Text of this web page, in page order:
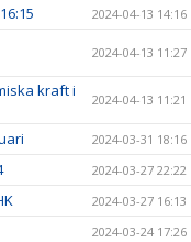
2024-04-13 14:16
2024-04-13 11:27
kraft i
2024-04-13 11:21
2024-03-31 18:16
2024-03-27 22:22
2024-03-27 16:13
2024-03-24 17:26